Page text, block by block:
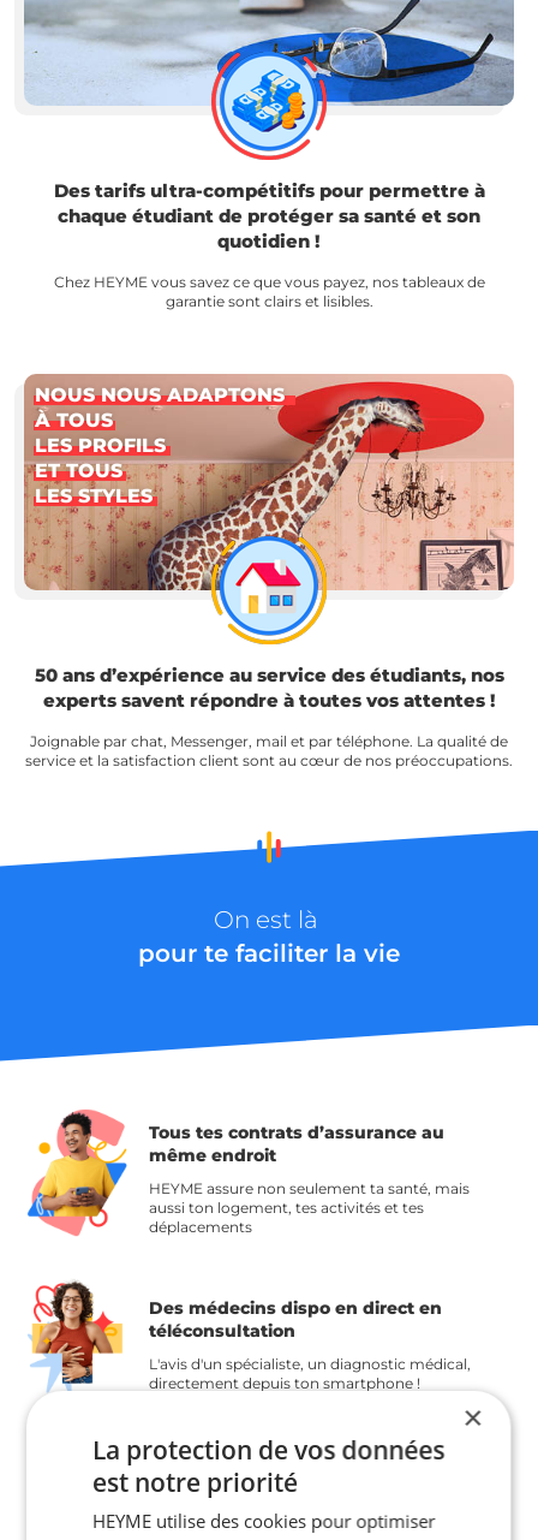
Des tarifs ultra-compétitifs pour permettre à
chaque étudiant de protéger sa santé et son
quotidien !
Chez HEYME vous savez ce que vous payez, nos tableaux de
garantie sont clairs et lisibles.
NOUS NOUS ADAPTONS
À TOUS
LES PROFILS
ET TOUS
LES STYLES
50 ans d’expérience au service des étudiants, nos
experts savent répondre à toutes vos attentes !
Joignable par chat, Messenger, mail et par téléphone. La qualité de
service et la satisfaction client sont au cœur de nos préoccupations.
On est là
pour te faciliter la vie
Tous tes contrats d’assurance au
même endroit
HEYME assure non seulement ta santé, mais
aussi ton logement, tes activités et tes
déplacements
Des médecins dispo en direct en
téléconsultation
L'avis d'un spécialiste, un diagnostic médical,
directement depuis ton smartphone !
Tous les services HEYME dans ton
appli mobile
Pour bénéficier de tous les services et d'un
×
La protection de vos données
est notre priorité
HEYME utilise des cookies pour optimiser